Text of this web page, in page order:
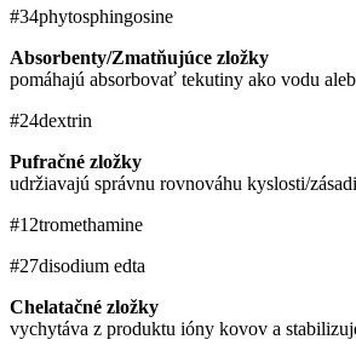
#34phytosphingosine
Absorbenty/Zmatňujúce zložky
pomáhajú absorbovať tekutiny ako vodu
#24dextrin
Pufračné zložky
udržiavajú správnu rovnováhu kyslosti/
#12tromethamine
#27disodium edta
Chelatačné zložky
vychytáva z produktu ióny kovov a